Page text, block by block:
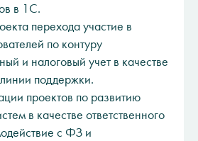
в 1С.
перехода участие в
по контуру
и налоговый учет в качестве
поддержки.
проектов по развитию
в качестве ответственного
с ФЗ и